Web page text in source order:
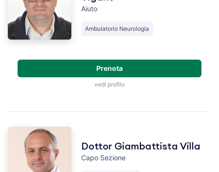
Aiuto
Ambulatorio Neurologia
Prenota
vedi profilo
Dottor Giambattista Villa
Capo Sezione